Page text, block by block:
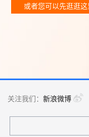
或者您可以先逛逛